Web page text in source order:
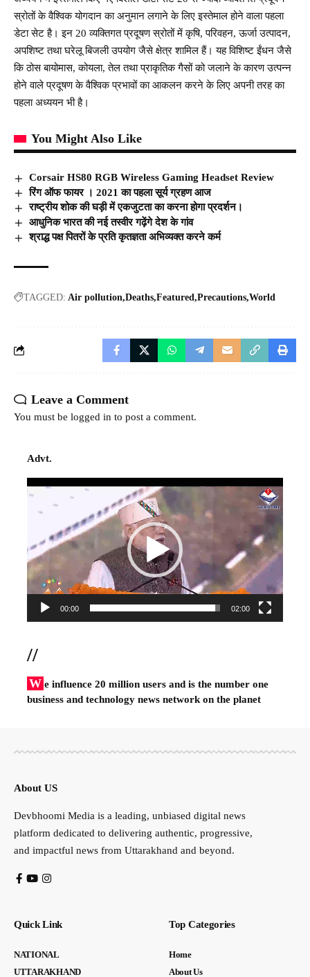
स्रोतों के वैश्विक योगदान का अनुमान लगाने के लिए इस्तेमाल होने वाला पहला
डेटा सेट है। इन 20 व्यक्तिगत प्रदूषण स्रोतों में कृषि, परिवहन, ऊर्जा उत्पादन,
अपशिष्ट तथा घरेलू बिजली उपयोग जैसे क्षेत्र शामिल हैं। यह विशिष्ट ईंधन जैसे
कि ठोस बायोमास, कोयला, तेल तथा प्राकृतिक गैसों को जलाने के कारण उत्पन्न
होने वाले प्रदूषण के वैश्विक प्रभावों का आकलन करने के लिए अपनी तरह का
पहला अध्ययन भी है।
You Might Also Like
Corsair HS80 RGB Wireless Gaming Headset Review
रिंग ऑफ फायर । 2021 का पहला सूर्य ग्रहण आज
राष्ट्रीय शोक की घड़ी में एकजुटता का करना होगा प्रदर्शन।
आधुनिक भारत की नई तस्वीर गढ़ेंगे देश के गांव
श्राद्ध पक्ष पितरों के प्रति कृतज्ञता अभिव्यक्त करने कर्म
TAGGED: Air pollution Deaths Featured Precautions World
Leave a Comment
You must be logged in to post a comment.
Advt.
Video
00:00 02:00
//
W e influence 20 million users and is the number one
business and technology news network on the planet
About US
Devbhoomi Media is a leading, unbiased digital news
platform dedicated to delivering authentic, progressive,
and impactful news from Uttarakhand and beyond.
Quick Link
NATIONAL
UTTARAKHAND
Top Categories
Home
About Us